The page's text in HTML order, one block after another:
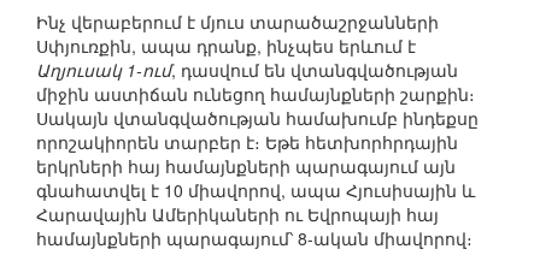
Ինչ վերաբերում է մյուս տարածաշրջանների
Սփյուռքին, ապա դրանք, ինչպես երևում է
Աղյուսակ 1-ում, դասվում են վտանգվածության
միջին աստիճան ունեցող համայնքների շարքին։
Սակայն վտանգվածության համախումբ ինդեքսը
որոշակիորեն տարբեր է։ Եթե հետխորհրդային
երկրների հայ համայնքների պարագայում այն
գնահատվել է 10 միավորով, ապա Հյուսիսային և
Հարավային Ամերիկաների ու Եվրոպայի հայ
համայնքների պարագայում՝ 8-ական միավորով։